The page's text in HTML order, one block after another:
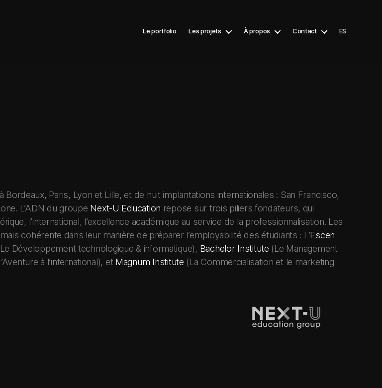
Le portfolio Les projets À propos Contact ES
Paris, Lyon et Lille, et de huit implantations internationales : San Francisco,
L’ADN du groupe Next-U Education repose sur trois piliers fondateurs, qui
l’international, l’excellence académique au service de la professionnalisation. Les
cohérente dans leur manière de préparer l’employabilité des étudiants : L’Escen
Développement technologique & informatique), Bachelor Institute (Le Management
à l’international), et Magnum Institute (La Commercialisation et le marketing